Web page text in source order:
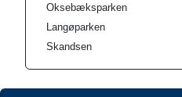
Oksebæksparken
Langøparken
Skandsen